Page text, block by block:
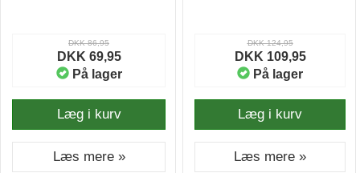
DKK 86,95
DKK 69,95
På lager
Læg i kurv
Læs mere »
DKK 124,95
DKK 109,95
På lager
Læg i kurv
Læs mere »